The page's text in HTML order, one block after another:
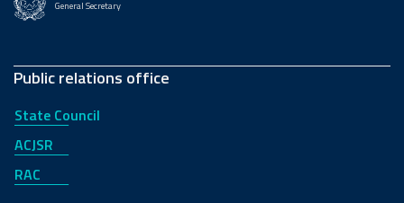
General Secretary
Public relations office
State Council
ACJSR
RAC